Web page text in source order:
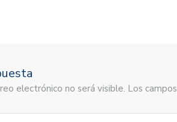
electrónico no será visible. Los